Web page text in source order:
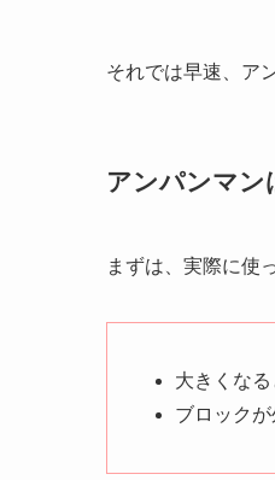
それでは早速、ア
アンパンマン
まずは、実際に使
大きくな
ブロック